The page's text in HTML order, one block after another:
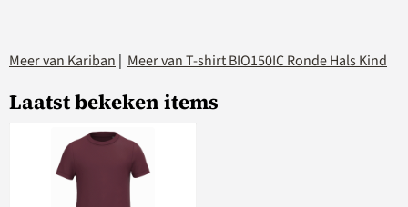
Meer van Kariban | Meer van T-shirt BIO150IC Ronde Hals Kind
Laatst bekeken items